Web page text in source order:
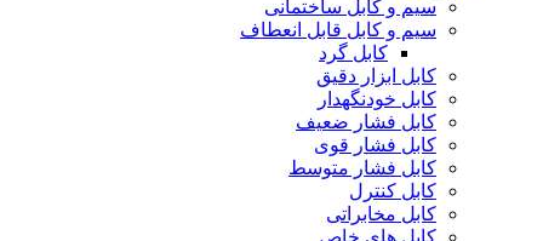
سیم و کابل ساختمانی
سیم و کابل قابل انعطاف
کابل گرد
کابل ابزار دقیق
کابل خودنگهدار
کابل فشار ضعیف
کابل فشار قوی
کابل فشار متوسط
کابل کنترل
کابل مخابراتی